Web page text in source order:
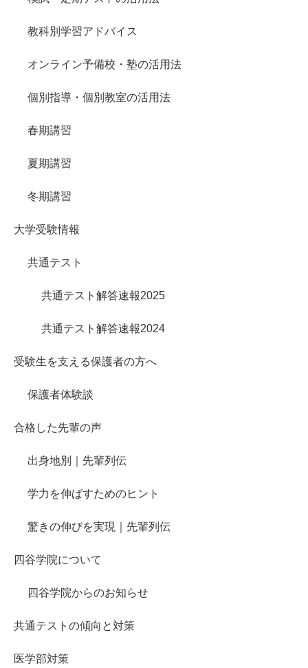
教科別学習アドバイス
オンライン予備校・塾の活用法
個別指導・個別教室の活用法
春期講習
夏期講習
冬期講習
大学受験情報
共通テスト
共通テスト解答速報2025
共通テスト解答速報2024
受験生を支える保護者の方へ
保護者体験談
合格した先輩の声
出身地別｜先輩列伝
学力を伸ばすためのヒント
驚きの伸びを実現｜先輩列伝
四谷学院について
四谷学院からのお知らせ
共通テストの傾向と対策
医学部対策